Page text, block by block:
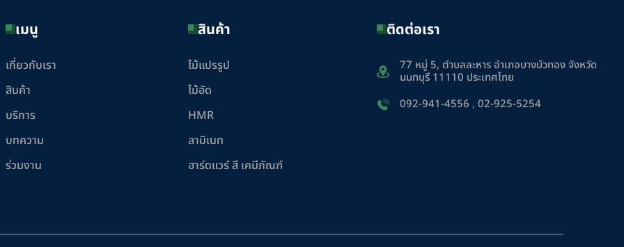
เมนู
เกี่ยวกับเรา
สินค้า
บริการ
บทความ
ร่วมงาน
สินค้า
ไม้แปรรูป
ไม้อัด
HMR
ลามิเนท
ฮาร์ดแวร์ สี เคมีภัณฑ์
ติดต่อเรา
77 หมู่ 5, ตำบลละหาร อำเภอบางบัวทอง จังหวัด
นนทบุรี 11110 ประเทศไทย
092-941-4556 ,02-925-5254